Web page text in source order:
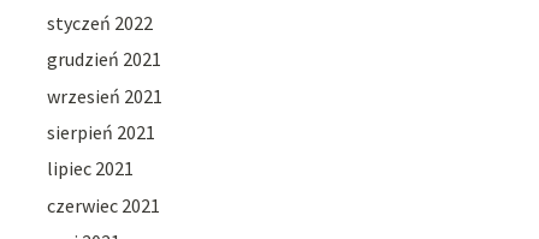
styczeń 2022
grudzień 2021
wrzesień 2021
sierpień 2021
lipiec 2021
czerwiec 2021